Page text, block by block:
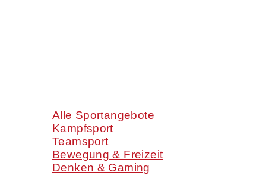
Alle Sportangebote
Kampfsport
Teamsport
Bewegung & Freizeit
Denken & Gaming